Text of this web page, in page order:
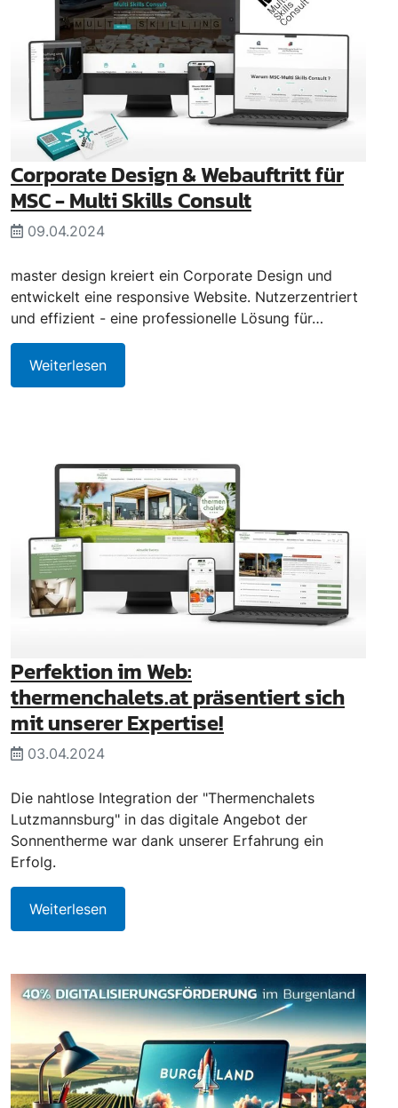
Corporate Design & Webauftritt für
MSC - Multi Skills Consult
09.04.2024
master design kreiert ein Corporate Design und
entwickelt eine responsive Website. Nutzerzentriert
und effizient - eine professionelle Lösung für…
Weiterlesen
Perfektion im Web:
thermenchalets.at präsentiert sich
mit unserer Expertise!
03.04.2024
Die nahtlose Integration der "Thermenchalets
Lutzmannsburg" in das digitale Angebot der
Sonnentherme war dank unserer Erfahrung ein
Erfolg.
Weiterlesen